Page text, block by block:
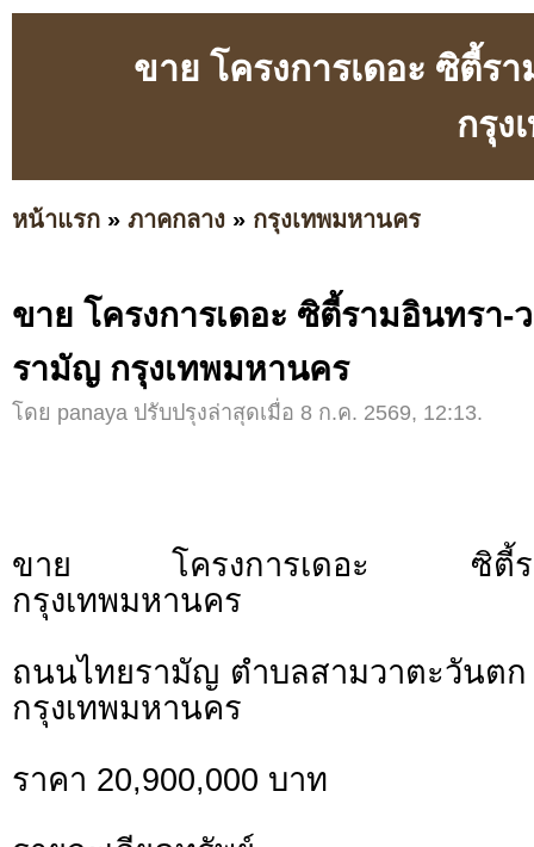
ขาย โครงการเดอะ ซิตี้
กรุง
หน้าแรก » ภาคกลาง » กรุงเทพมหานคร
ขาย โครงการเดอะ ซิตี้รามอินทรา
รามัญ กรุงเทพมหานคร
โดย panaya ปรับปรุงล่าสุดเมื่อ 8 ก.ค. 2569, 12:13.
ขาย โครงการเดอะ ซิตี้ราม
กรุงเทพมหานคร
ถนนไทยรามัญ ตำบลสามวาตะวันตก
กรุงเทพมหานคร
ราคา 20,900,000 บาท